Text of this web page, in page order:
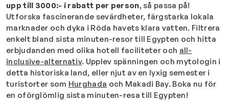
upp till 3000:- i rabatt per person, så passa på!
Utforska fascinerande sevärdheter, färgstarka lokala
marknader och dyka i Röda havets klara vatten. Filtrera
enkelt bland sista minuten-resor till Egypten och hitta
erbjudanden med olika hotell faciliteter och all-
inclusive-alternativ. Upplev spänningen och mytologin i
detta historiska land, eller njut av en lyxig semester i
turistorter som Hurghada och Makadi Bay. Boka nu för
en oförglömlig sista minuten-resa till Egypten!